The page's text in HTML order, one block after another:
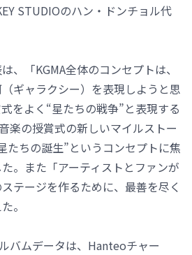
STUDIOのハン・ドンチョル代
、「KGMA全体のコンセプトは、
ギャラクシー）を表現しようと思
をよく“星たちの戦争”と表現する
楽の授賞式の新しいマイルストー
たちの誕生”というコンセプトに焦
。また「アーティストとファンが
テージを作るために、最善を尽く
。
バムデータは、Hanteoチャー